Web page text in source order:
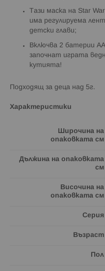
Тази маска на Star
има регулируема
детски глави;
Включва 2 батерии
започнат играта
кутията!
Подходящ за деца над 5г.
Характеристики
Широчина на
опаковката см
Дължина на опаковката
см
Височина на
опаковката см
Серия
Възраст
Пол